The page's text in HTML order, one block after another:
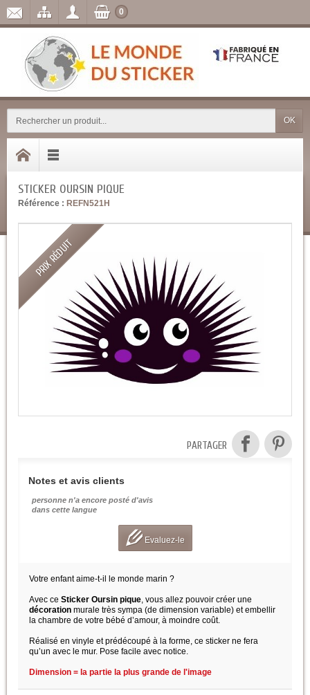
OK
0
STICKER OURSIN PIQUE
Référence : REFN521H
PRIX RÉDUIT
PARTAGER
Notes et avis clients
personne n'a encore posté d'avis
dans cette langue
Evaluez-le
Votre enfant aime-t-il le monde marin ?
Avec ce Sticker Oursin pique, vous allez pouvoir créer une
décoration murale très sympa (de dimension variable) et embellir
la chambre de votre bébé d’amour, à moindre coût.
Réalisé en vinyle et prédécoupé à la forme, ce sticker ne fera
qu’un avec le mur. Pose facile avec notice.
Dimension = la partie la plus grande de l'image